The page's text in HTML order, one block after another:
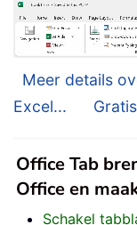
Meer details
Excel...
Office Tab
Office en
Schakel